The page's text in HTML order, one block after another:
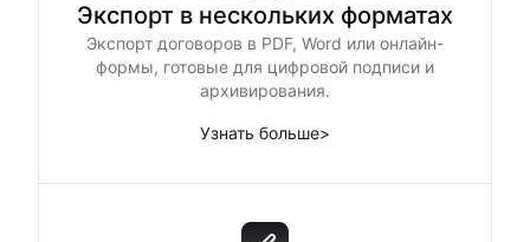
Экспорт в нескольких форматах
Экспорт договоров в PDF, Word или онлайн-
формы, готовые для цифровой подписи и
архивирования.
Узнать больше>